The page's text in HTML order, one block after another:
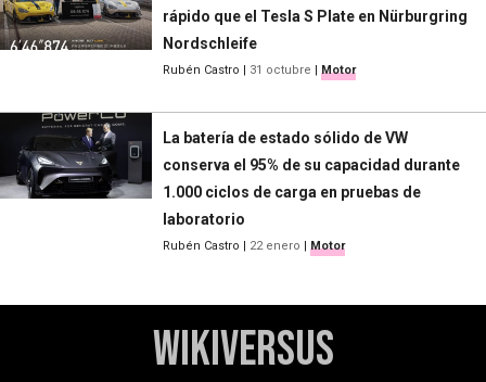
rápido que el Tesla S Plate en Nürburgring
Nordschleife
Rubén Castro 31 octubre Motor
La batería de estado sólido de VW
conserva el 95% de su capacidad durante
1.000 ciclos de carga en pruebas de
laboratorio
Rubén Castro 22 enero Motor
WikiVersus